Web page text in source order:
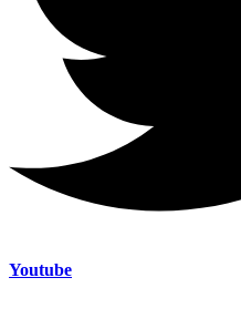
Youtube